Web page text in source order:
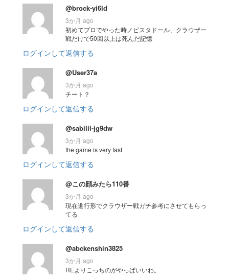
@brock-yi6ld
3か月 ago
初めてプロでやった時ノビスタドール、クラウザー
戦だけで50回以上は死んだ記憶
ログインして返信する
@User37a
3か月 ago
チート？
ログインして返信する
@sabilil-jg9dw
3か月 ago
the game is very fast
ログインして返信する
@この顔みたら110番
3か月 ago
現在進行形でクラウザー戦ガチ参考にさせてもらっ
てる
ログインして返信する
@abckenshin3825
3か月 ago
REよりこっちのがやっぱいいわ。